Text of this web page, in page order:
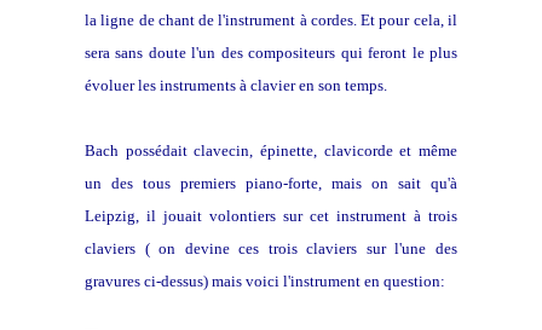
la ligne de chant de l'instrument à cordes. Et pour cela, il
sera sans doute l'un des compositeurs qui feront le plus
évoluer les instruments à clavier en son temps.
Bach possédait clavecin, épinette, clavicorde et même
un des tous premiers piano-forte, mais on sait qu'à
Leipzig, il jouait volontiers sur cet instrument à trois
claviers ( on devine ces trois claviers sur l'une des
gravures ci-dessus) mais voici l'instrument en question: